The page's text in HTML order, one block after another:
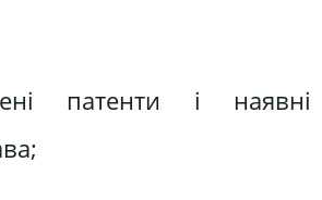
патенти і наявні